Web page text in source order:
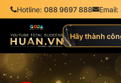
Hotline: 088 9697 888 Email:
Hãy thành